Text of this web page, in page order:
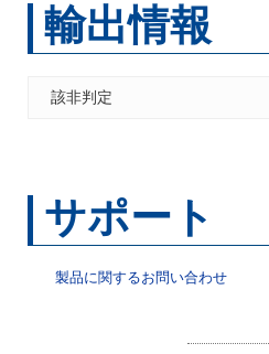
輸出情報
該非判定
サポート
製品に関するお問い合わせ